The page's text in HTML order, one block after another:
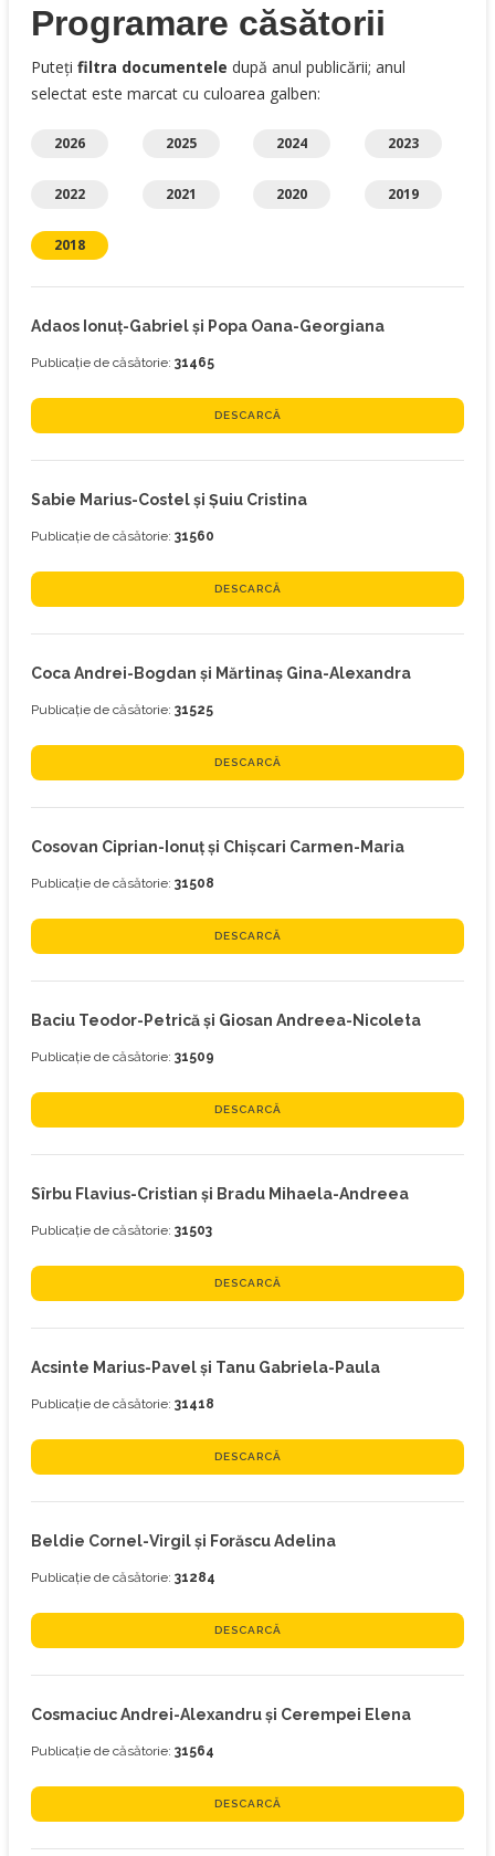
Programare căsătorii
Puteți filtra documentele după anul publicării; anul
selectat este marcat cu culoarea galben:
2026 2025 2024 2023
2022 2021 2020 2019
2018
Adaos Ionuţ-Gabriel și Popa Oana-Georgiana
Publicație de căsătorie: 31465
DESCARCĂ
Sabie Marius-Costel și Şuiu Cristina
Publicație de căsătorie: 31560
DESCARCĂ
Coca Andrei-Bogdan și Mărtinaş Gina-Alexandra
Publicație de căsătorie: 31525
DESCARCĂ
Cosovan Ciprian-Ionuţ și Chişcari Carmen-Maria
Publicație de căsătorie: 31508
DESCARCĂ
Baciu Teodor-Petrică și Giosan Andreea-Nicoleta
Publicație de căsătorie: 31509
DESCARCĂ
Sîrbu Flavius-Cristian și Bradu Mihaela-Andreea
Publicație de căsătorie: 31503
DESCARCĂ
Acsinte Marius-Pavel și Tanu Gabriela-Paula
Publicație de căsătorie: 31418
DESCARCĂ
Beldie Cornel-Virgil și Forăscu Adelina
Publicație de căsătorie: 31284
DESCARCĂ
Cosmaciuc Andrei-Alexandru și Cerempei Elena
Publicație de căsătorie: 31564
DESCARCĂ